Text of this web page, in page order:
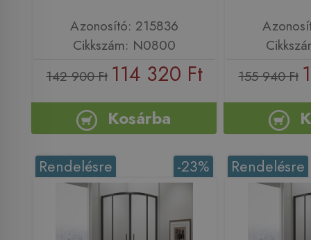
Azonosító: 215836
Cikkszám: N0800
142 900 Ft 114 320 Ft
Kosárba
155 940 Ft
-23%
Rendelésre Rendelésre